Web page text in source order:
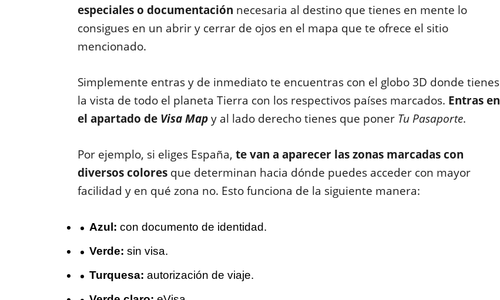
especiales o documentación necesaria al destino que tienes en mente lo
consigues en un abrir y cerrar de ojos en el mapa que te ofrece el sitio
mencionado.
Simplemente entras y de inmediato te encuentras con el globo 3D donde tienes
la vista de todo el planeta Tierra con los respectivos países marcados. Entras en
el apartado de Visa Mapy al lado derecho tienes que poner Tu Pasaporte.
Por ejemplo, si eliges España, te van a aparecer las zonas marcadas con
diversos coloresque determinan hacia dónde puedes acceder con mayor
facilidad y en qué zona no. Esto funciona de la siguiente manera:
Azul: con documento de identidad.
Verde: sin visa.
Turquesa: autorización de viaje.